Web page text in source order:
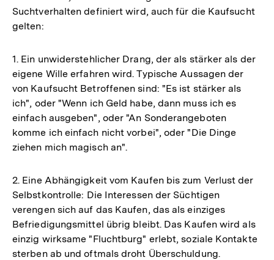
Suchtverhalten definiert wird, auch für die Kaufsucht
gelten:
1. Ein unwiderstehlicher Drang, der als stärker als der
eigene Wille erfahren wird. Typische Aussagen der
von Kaufsucht Betroffenen sind: "Es ist stärker als
ich", oder "Wenn ich Geld habe, dann muss ich es
einfach ausgeben", oder "An Sonderangeboten
komme ich einfach nicht vorbei", oder "Die Dinge
ziehen mich magisch an".
2. Eine Abhängigkeit vom Kaufen bis zum Verlust der
Selbstkontrolle: Die Interessen der Süchtigen
verengen sich auf das Kaufen, das als einziges
Befriedigungsmittel übrig bleibt. Das Kaufen wird als
einzig wirksame "Fluchtburg" erlebt, soziale Kontakte
sterben ab und oftmals droht Überschuldung.